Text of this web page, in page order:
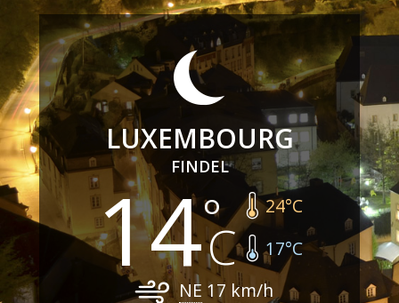
LUXEMBOURG
FINDEL
14 24°C
17°C
NE 17 km/h